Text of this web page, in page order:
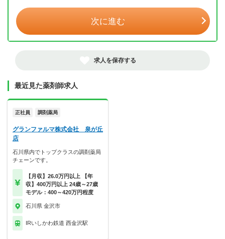
次に進む
求人を保存する
最近見た薬剤師求人
正社員 調剤薬局
グランファルマ株式会社 泉が丘
店
石川県内でトップクラスの調剤薬局
チェーンです。
【月収】26.0万円以上 【年
収】400万円以上 24歳～27歳
モデル：400～420万円程度
石川県 金沢市
IRいしかわ鉄道 西金沢駅